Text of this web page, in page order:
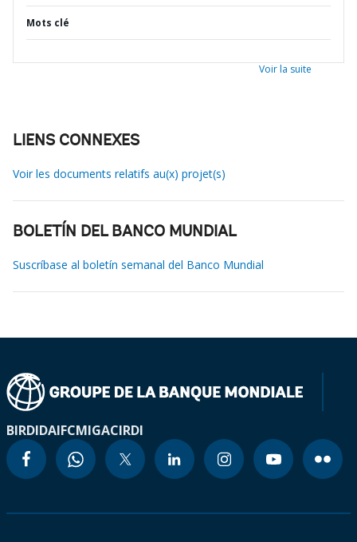
Mots clé
Voir la suite
LIENS CONNEXES
Voir les documents relatifs au(x) projet(s)
BOLETÍN DEL BANCO MUNDIAL
Suscríbase al boletín semanal del Banco Mundial
BIRDIDAIFCMIGACIRDI